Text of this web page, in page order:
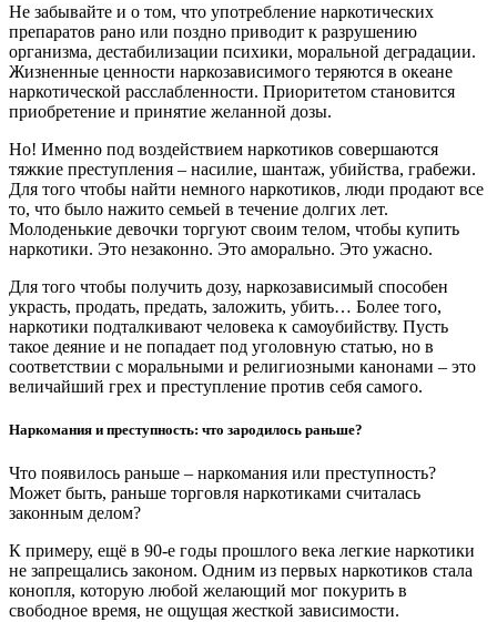
Не забывайте и о том, что употребление наркотических
препаратов рано или поздно приводит к разрушению
организма, дестабилизации психики, моральной деградации.
Жизненные ценности наркозависимого теряются в океане
наркотической расслабленности. Приоритетом становится
приобретение и принятие желанной дозы.
Но! Именно под воздействием наркотиков совершаются
тяжкие преступления – насилие, шантаж, убийства, грабежи.
Для того чтобы найти немного наркотиков, люди продают все
то, что было нажито семьей в течение долгих лет.
Молоденькие девочки торгуют своим телом, чтобы купить
наркотики. Это незаконно. Это аморально. Это ужасно.
Для того чтобы получить дозу, наркозависимый способен
украсть, продать, предать, заложить, убить… Более того,
наркотики подталкивают человека к самоубийству. Пусть
такое деяние и не попадает под уголовную статью, но в
соответствии с моральными и религиозными канонами – это
величайший грех и преступление против себя самого.
Наркомания и преступность: что зародилось раньше?
Что появилось раньше – наркомания или преступность?
Может быть, раньше торговля наркотиками считалась
законным делом?
К примеру, ещё в 90-е годы прошлого века легкие наркотики
не запрещались законом. Одним из первых наркотиков стала
конопля, которую любой желающий мог покурить в
свободное время, не ощущая жесткой зависимости.